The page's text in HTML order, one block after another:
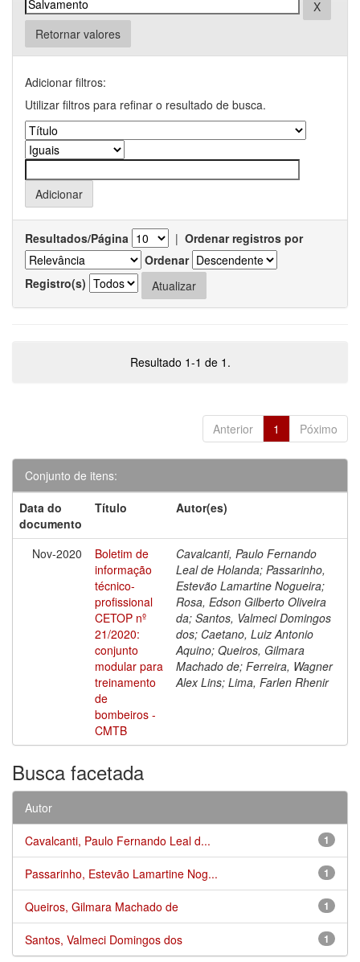
Retornar valores
Adicionar filtros:
Utilizar filtros para refinar o resultado de busca.
Resultados/Página | Ordenar registros por
Ordenar
Registro(s)
Resultado 1-1 de 1.
Anterior 1 Póximo
Conjunto de itens:
Data do
documento
Título Autor(es)
Nov-2020
Boletim de
informação
técnico-
profissional
CETOP nº
21/2020:
conjunto
modular para
treinamento
de
bombeiros -
CMTB
Cavalcanti, Paulo Fernando
Leal de Holanda; Passarinho,
Estevão Lamartine Nogueira;
Rosa, Edson Gilberto Oliveira
da; Santos, Valmeci Domingos
dos; Caetano, Luiz Antonio
Aquino; Queiros, Gilmara
Machado de; Ferreira, Wagner
Alex Lins; Lima, Farlen Rhenir
Busca facetada
Autor
1
Cavalcanti, Paulo Fernando Leal d...
1
Passarinho, Estevão Lamartine Nog...
1
Queiros, Gilmara Machado de
1
Santos, Valmeci Domingos dos